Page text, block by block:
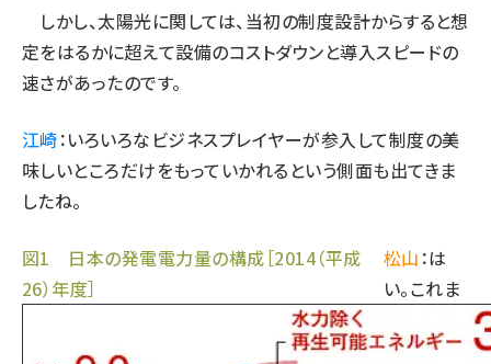
しかし、太陽光に関しては、当初の制度設計からすると想
定をはるかに超えて設備のコストダウンと導入スピードの
速さがあったのです。
江崎：いろいろなビジネスプレイヤーが参入して制度の美
味しいところだけをもっていかれるという側面も出てきま
したね。
図1 日本の発電電力量の構成［2014（平成
26）年度］
松山 ：は
い。これま
は、そのよ